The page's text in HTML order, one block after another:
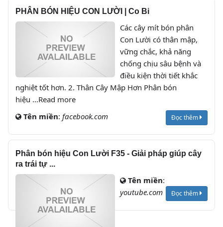
PHÂN BÓN HIỆU CON LƯỜI | Co Bi
Các cây mít bón phân
Con Lười có thân mập,
vững chắc, khả năng
chống chịu sâu bệnh và
điều kiện thời tiết khắc
nghiệt tốt hơn. 2. Thân Cây Mập Hơn Phân bón
hiệu ...Read more
Tên miền: facebook.com Đọc thêm
Phân bón hiệu Con Lười F35 - Giải pháp giúp cây
ra trái tự ...
Tên miền:
youtube.com
Đọc thêm